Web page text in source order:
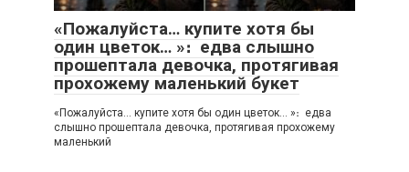
«Пожалуйста… купите хотя бы
один цветок… »։ едва слышно
прошептала девочка, протягивая
прохожему маленький букет
«Пожалуйста… купите хотя бы один цветок… »։ едва
слышно прошептала девочка, протягивая прохожему
маленький